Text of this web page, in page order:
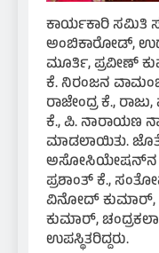
ಕಾರ್ಯಕಾರಿ ಸಮಿತಿ
ಅಂಬಿಕಾರೋಡ್,
ಮೂರ್ತಿ, ಪ್ರವೀಣ್
ಕೆ. ನಿರಂಜನ
ರಾಜೇಂದ್ರ ಕೆ.,
ಕೆ., ಪಿ. ನಾರಾಯಣ
ಮಾಡಲಾಯಿತು.
ಅಸೋಸಿಯೇಷನ್‌ನ
ಪ್ರಶಾಂತ್ ಕೆ.,
ವಿನೋದ್ ಕುಮಾರ್,
ಕುಮಾರ್,
ಉಪಸ್ಥಿತರಿದ್ದರು.